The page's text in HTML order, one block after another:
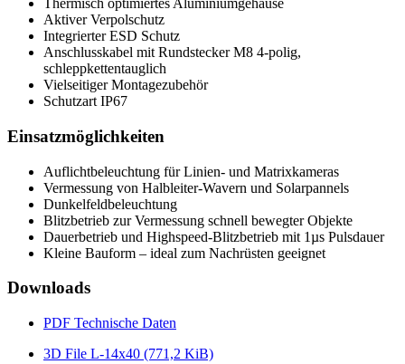
Thermisch optimiertes Aluminiumgehäuse
Aktiver Verpolschutz
Integrierter ESD Schutz
Anschlusskabel mit Rundstecker M8 4-polig,
schleppkettentauglich
Vielseitiger Montagezubehör
Schutzart IP67
Einsatzmöglichkeiten
Auflichtbeleuchtung für Linien- und Matrixkameras
Vermessung von Halbleiter-Wavern und Solarpannels
Dunkelfeldbeleuchtung
Blitzbetrieb zur Vermessung schnell bewegter Objekte
Dauerbetrieb und Highspeed-Blitzbetrieb mit 1µs Pulsdauer
Kleine Bauform – ideal zum Nachrüsten geeignet
Downloads
PDF Technische Daten
3D File L-14x40 (771,2 KiB)